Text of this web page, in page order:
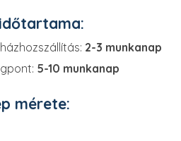
2-3 munkanap
5-10 munkanap
mérete: